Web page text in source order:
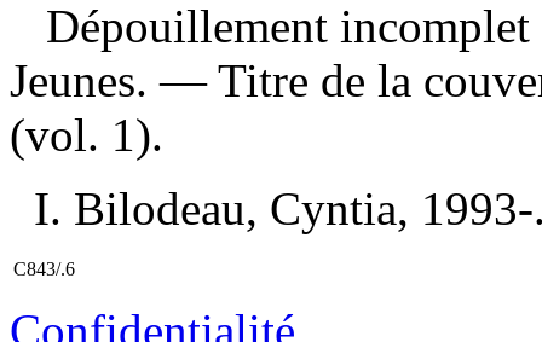
Dépouillement
Jeunes. — Titre de la
(vol. 1).
I. Bilodeau, Cyntia,
C843/.6
Confidentialité